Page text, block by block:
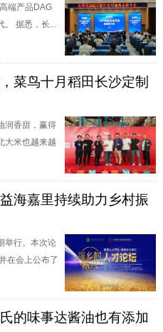
端产品DAG
。 据悉，长...
菜鸟十月稻田长沙定制
润香甜，赢得
大米也越来越
海嘉里持续助力乡村振
举行。本次论
在会上公布了
的味事达酱油也有添加